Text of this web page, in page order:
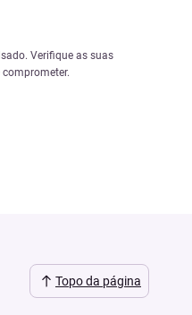
Verifique as suas
Topo da página